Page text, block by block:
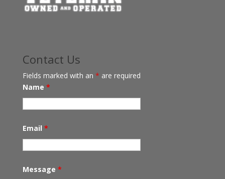
Contact Us
Fields marked with an * are required
Name *
Email *
Message *